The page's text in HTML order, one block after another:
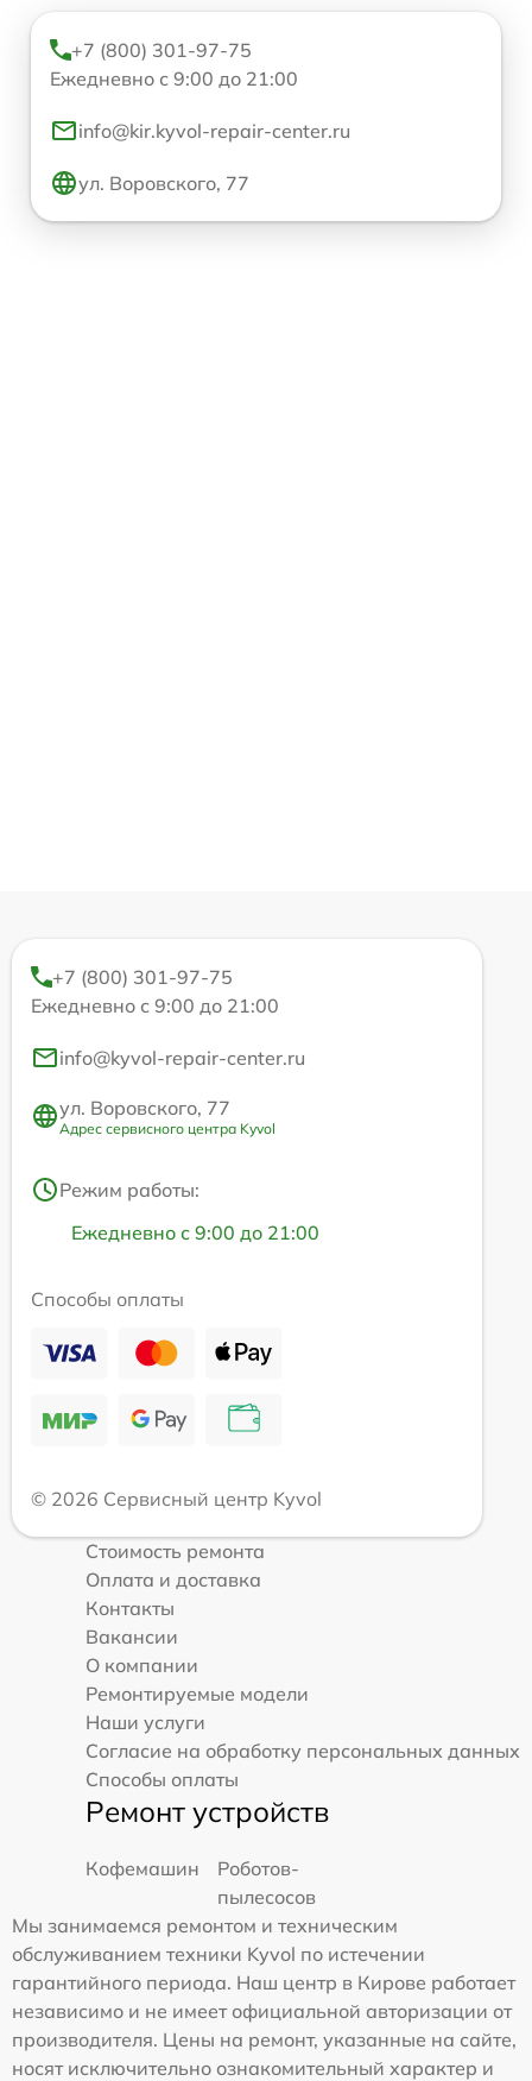
+7 (800) 301-97-75
Ежедневно с 9:00 до 21:00
info@kir.kyvol-repair-center.ru
ул. Воровского, 77
+7 (800) 301-97-75
Ежедневно с 9:00 до 21:00
info@kyvol-repair-center.ru
ул. Воровского, 77
Адрес сервисного центра Kyvol
Режим работы:
Ежедневно с 9:00 до 21:00
Способы оплаты
© 2026 Сервисный центр Kyvol
Стоимость ремонта
Оплата и доставка
Контакты
Вакансии
О компании
Ремонтируемые модели
Наши услуги
Согласие на обработку персональных данных
Способы оплаты
Ремонт устройств
Кофемашин
Роботов-
пылесосов
Мы занимаемся ремонтом и техническим
обслуживанием техники Kyvol по истечении
гарантийного периода. Наш центр в Кирове работает
независимо и не имеет официальной авторизации от
производителя. Цены на ремонт, указанные на сайте,
носят исключительно ознакомительный характер и